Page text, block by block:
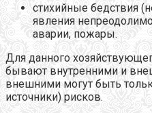
стихийные бедствия
явления
аварии, пожары.
Для данного
бывают внутренними и
внешними могут быть
источники) рисков.